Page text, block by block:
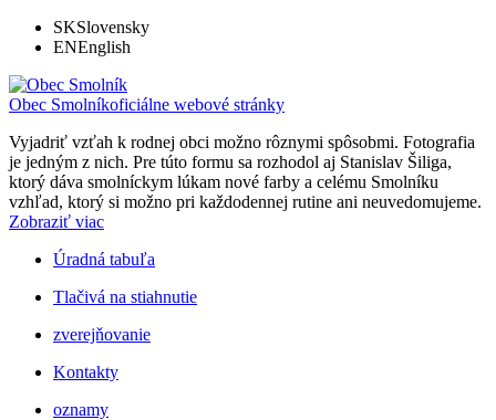
SKSlovensky
ENEnglish
Obec Smolníkoficiálne webové stránky
Vyjadriť vzťah k rodnej obci možno rôznymi spôsobmi. Fotografia
je jedným z nich. Pre túto formu sa rozhodol aj Stanislav Šiliga,
ktorý dáva smolníckym lúkam nové farby a celému Smolníku
vzhľad, ktorý si možno pri každodennej rutine ani neuvedomujeme.
Zobraziť viac
Úradná tabuľa
Tlačivá na stiahnutie
zverejňovanie
Kontakty
oznamy